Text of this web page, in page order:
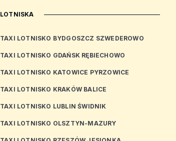
LOTNISKA
TAXI LOTNISKO BYDGOSZCZ SZWEDEROWO
TAXI LOTNISKO GDAŃSK RĘBIECHOWO
TAXI LOTNISKO KATOWICE PYRZOWICE
TAXI LOTNISKO KRAKÓW BALICE
TAXI LOTNISKO LUBLIN ŚWIDNIK
TAXI LOTNISKO OLSZTYN-MAZURY